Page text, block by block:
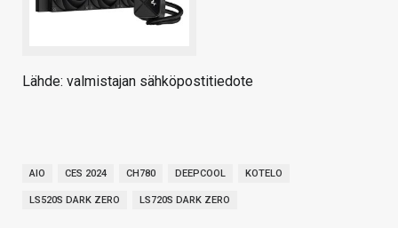
Lähde: valmistajan sähköpostitiedote
AIO CES 2024 CH780 DEEPCOOL KOTELO
LS520S DARK ZERO LS720S DARK ZERO